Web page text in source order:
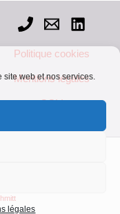
site web et nos services.
légales
Politique cookies
Mentions légales
CGV
Brun